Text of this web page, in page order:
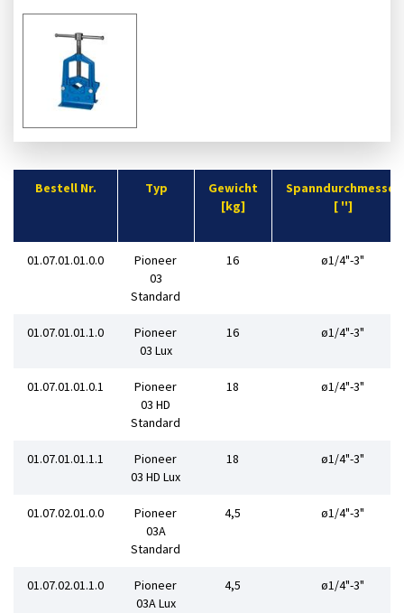
Bestell Nr. Typ
Gewicht
[kg]
Spanndurchmesser
[ '']
01.07.01.01.0.0
Pioneer
03
Standard
16 ø1/4"-3"
01.07.01.01.1.0
Pioneer
03 Lux
16 ø1/4"-3"
01.07.01.01.0.1
Pioneer
03 HD
Standard
18 ø1/4"-3"
01.07.01.01.1.1
Pioneer
03 HD Lux
18 ø1/4"-3"
01.07.02.01.0.0
Pioneer
03A
Standard
4,5 ø1/4"-3"
01.07.02.01.1.0
Pioneer
03A Lux
4,5 ø1/4"-3"